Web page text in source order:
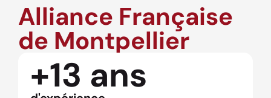
Alliance Française
de Montpellier
+13 ans